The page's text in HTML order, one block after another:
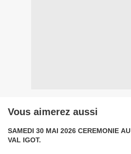
Vous aimerez aussi
SAMEDI 30 MAI 2026 CEREMONIE AU
VAL IGOT.